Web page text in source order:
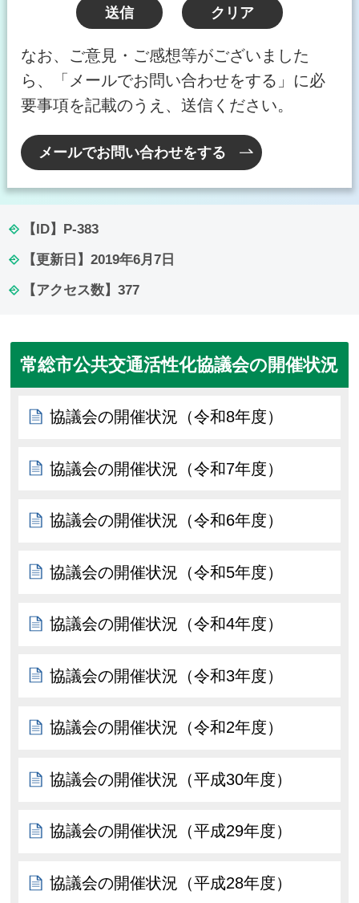
なお、ご意見・ご感想等がございました
ら、「メールでお問い合わせをする」に必
要事項を記載のうえ、送信ください。
メールでお問い合わせをする
【ID】 P-383
【更新日】 2019年6月7日
【アクセス数】 377
常総市公共交通活性化協議会の開催状況
協議会の開催状況（令和8年度）
協議会の開催状況（令和7年度）
協議会の開催状況（令和6年度）
協議会の開催状況（令和5年度）
協議会の開催状況（令和4年度）
協議会の開催状況（令和3年度）
協議会の開催状況（令和2年度）
協議会の開催状況（平成30年度）
協議会の開催状況（平成29年度）
協議会の開催状況（平成28年度）